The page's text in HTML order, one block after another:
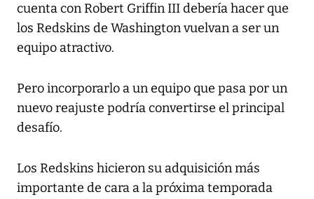
cuenta con Robert Griffin III debería hacer que
los Redskins de Washington vuelvan a ser un
equipo atractivo.
Pero incorporarlo a un equipo que pasa por un
nuevo reajuste podría convertirse el principal
desafío.
Los Redskins hicieron su adquisición más
importante de cara a la próxima temporada